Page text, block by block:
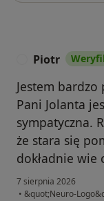
Piotr
Jestem
Pani Jolanta
sympatyczna.
że stara się
dokładnie wie
7 sierpnia 2026
• &quot;Neuro-